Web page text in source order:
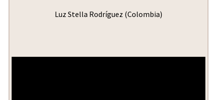
Luz Stella Rodríguez (Colombia)